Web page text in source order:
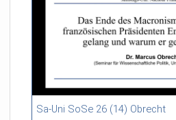
Sa-Uni SoSe 26 (14) Obrecht
46:53 duration